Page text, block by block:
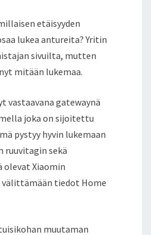
etäisyyden
lukea antureita? Yritin
sivuilta, mutten
mitään lukemaa.
vastaavana gatewaynä
joka on sijoitettu
pystyy hyvin lukemaan
ruuvitagin sekä
olevat Xiaomin
tiedot Home
muutaman